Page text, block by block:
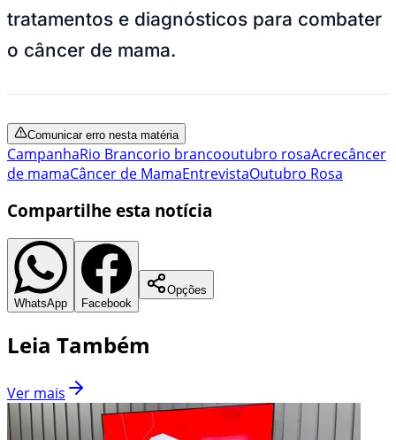
tratamentos e diagnósticos para combater
o câncer de mama.
Comunicar erro nesta matéria
CampanhaRio Brancorio brancooutubro rosaAcrecâncer
de mamaCâncer de MamaEntrevistaOutubro Rosa
Compartilhe esta notícia
WhatsApp Facebook
Opções
Leia Também
Ver mais